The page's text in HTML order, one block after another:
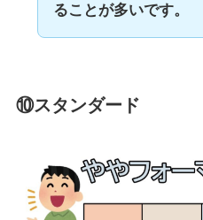
ることが多いです。
⑩スタンダード